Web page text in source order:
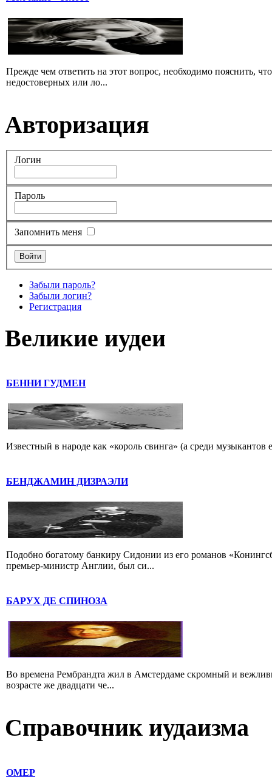
Прежде чем ответить на этот вопрос, необходимо пояснить,
недостоверных или ло...
Авторизация
Логин
Пароль
Запомнить меня
Забыли пароль?
Забыли логин?
Регистрация
Великие иудеи
БЕННИ ГУДМЕН
Известный в народе как «король свинга» (а среди
БЕНДЖАМИН ДИЗРАЭЛИ
Подобно богатому банкиру Сидонии из его романов
премьер-министр Англии, был си...
БАРУХ ДЕ СПИНОЗА
Во времена Рембрандта жил в Амстердаме скромный и
возрасте же двадцати че...
Справочник иудаизма
ОМЕР